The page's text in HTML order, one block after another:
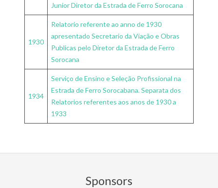
Junior Diretor da Estrada de Ferro Sorocana
1930
Relatorio referente ao anno de 1930
apresentado Secretario da Viação e Obras
Publicas pelo Diretor da Estrada de Ferro
Sorocana
1934
Serviço de Ensino e Seleção Profissional na
Estrada de Ferro Sorocabana. Separata dos
Relatorios referentes aos anos de 1930 a
1933
12-
Sponsors